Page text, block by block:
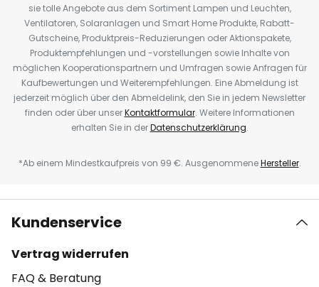
sie tolle Angebote aus dem Sortiment Lampen und Leuchten,
Ventilatoren, Solaranlagen und Smart Home Produkte, Rabatt-
Gutscheine, Produktpreis-Reduzierungen oder Aktionspakete,
Produktempfehlungen und -vorstellungen sowie Inhalte von
möglichen Kooperationspartnern und Umfragen sowie Anfragen für
Kaufbewertungen und Weiterempfehlungen. Eine Abmeldung ist
jederzeit möglich über den Abmeldelink, den Sie in jedem Newsletter
finden oder über unserKontaktformular. Weitere Informationen
erhalten Sie in derDatenschutzerklärung.
*Ab einem Mindestkaufpreis von 99 €. AusgenommeneHersteller.
Kundenservice
Vertrag widerrufen
FAQ & Beratung